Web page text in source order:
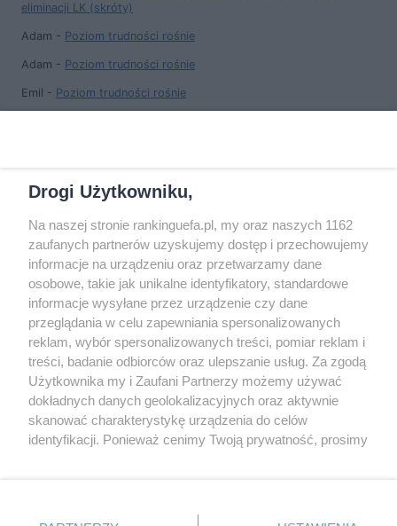
eliminacji LK (skróty)
Adam - Poziom trudności rośnie
Adam - Poziom trudności rośnie
Emil - Poziom trudności rośnie
COPYRIGHT
© Jan Sikorski 2009-2026, Rankinguefa.pl.
Wszystkie prawa zastrzeżone.
Wykonanie: Strony Internetowe Warszawa
O WITRYNIE
Drogi Użytkowniku,
Na naszej stronie rankinguefa.pl, my oraz naszych 1162
zaufanych partnerów uzyskujemy dostęp i przechowujemy
informacje na urządzeniu oraz przetwarzamy dane
osobowe, takie jak unikalne identyfikatory, standardowe
informacje wysyłane przez urządzenie czy dane
przeglądania w celu zapewniania spersonalizowanych
reklam, wybór spersonalizowanych treści, pomiar reklam i
treści, badanie odbiorców oraz ulepszanie usług. Za zgodą
Użytkownika my i Zaufani Partnerzy możemy używać
dokładnych danych geolokalizacyjnych oraz aktywnie
skanować charakterystykę urządzenia do celów
identyfikacji. Ponieważ cenimy Twoją prywatność, prosimy
prywatności znajdujący się w lewym dolnym rogu strony